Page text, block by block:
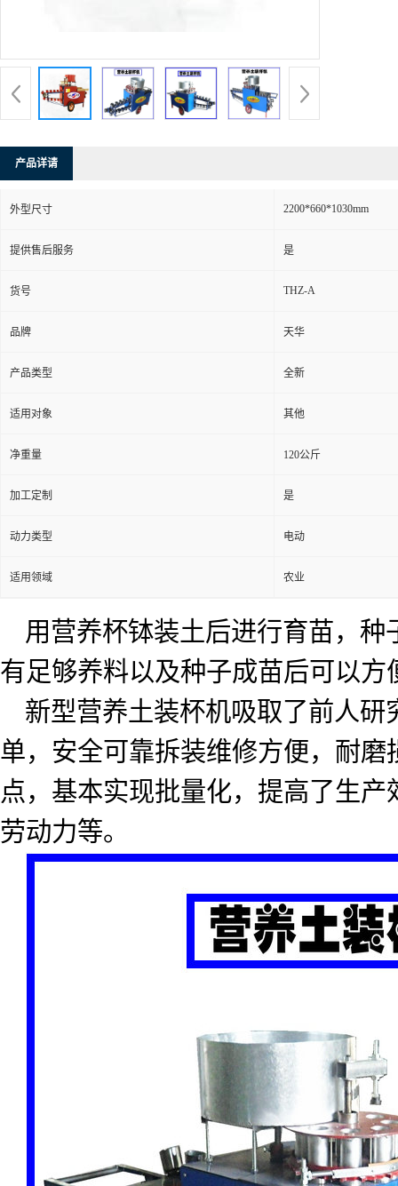
产品详请
外型尺寸 2200*660*1030mm
提供售后服务 是
货号 THZ-A
品牌 天华
产品类型 全新
适用对象 其他
净重量 120公斤
加工定制 是
动力类型 电动
适用领域 农业
用营养杯钵装土后进行育苗，
有足够养料以及种子成苗后可以方
新型营养土装杯机吸取了前人
单，安全可靠拆装维修方便，耐
点，基本实现批量化，提高了生
劳动力等。